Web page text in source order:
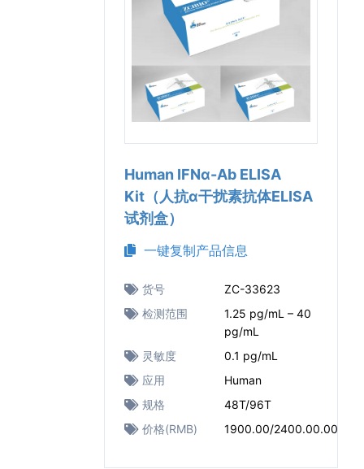
Human IFNα-Ab ELISA
Kit（人抗α干扰素抗体ELISA
试剂盒）
一键复制产品信息
货号
ZC-33623
检测范围
1.25 pg/mL – 40
pg/mL
灵敏度
0.1 pg/mL
应用
Human
规格
48T/96T
价格(RMB)
1900.00/2400.00.00